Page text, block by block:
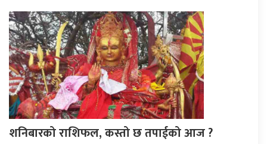
शनिबारको राशिफल, कस्तो छ तपाईको आज ?